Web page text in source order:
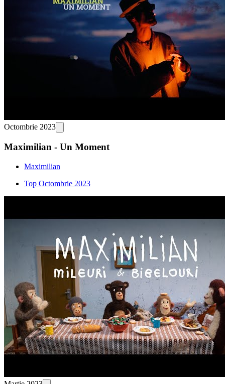
Octombrie 2023
Maximilian - Un Moment
Maximilian
Top Octombrie 2023